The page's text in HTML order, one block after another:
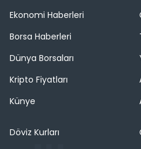
Ekonomi Haberleri
Borsa Haberleri
Dünya Borsaları
Kripto Fiyatları
Künye
Döviz Kurları